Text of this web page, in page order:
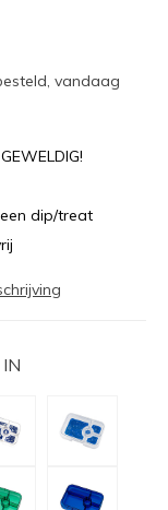
vandaag
dip/treat